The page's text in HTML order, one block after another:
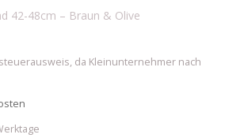
42-48cm – Braun & Olive
da Kleinunternehmer nach